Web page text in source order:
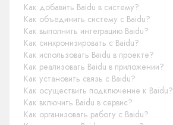
Как добавить Baidu в систему?
Как объединить систему с Baidu?
Как выполнить интеграцию Baidu?
Как синхронизировать с Baidu?
Как использовать Baidu в проекте?
Как реализовать Baidu в приложении?
Как установить связь с Baidu?
Как осуществить подключение к Baidu?
Как включить Baidu в сервис?
Как организовать работу с Baidu?